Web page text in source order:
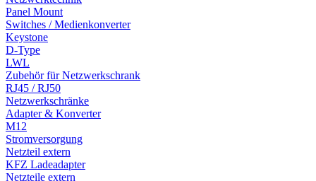
Panel Mount
Switches / Medienkonverter
Keystone
D-Type
LWL
Zubehör für Netzwerkschrank
RJ45 / RJ50
Netzwerkschränke
Adapter & Konverter
M12
Stromversorgung
Netzteil extern
KFZ Ladeadapter
Netzteile extern